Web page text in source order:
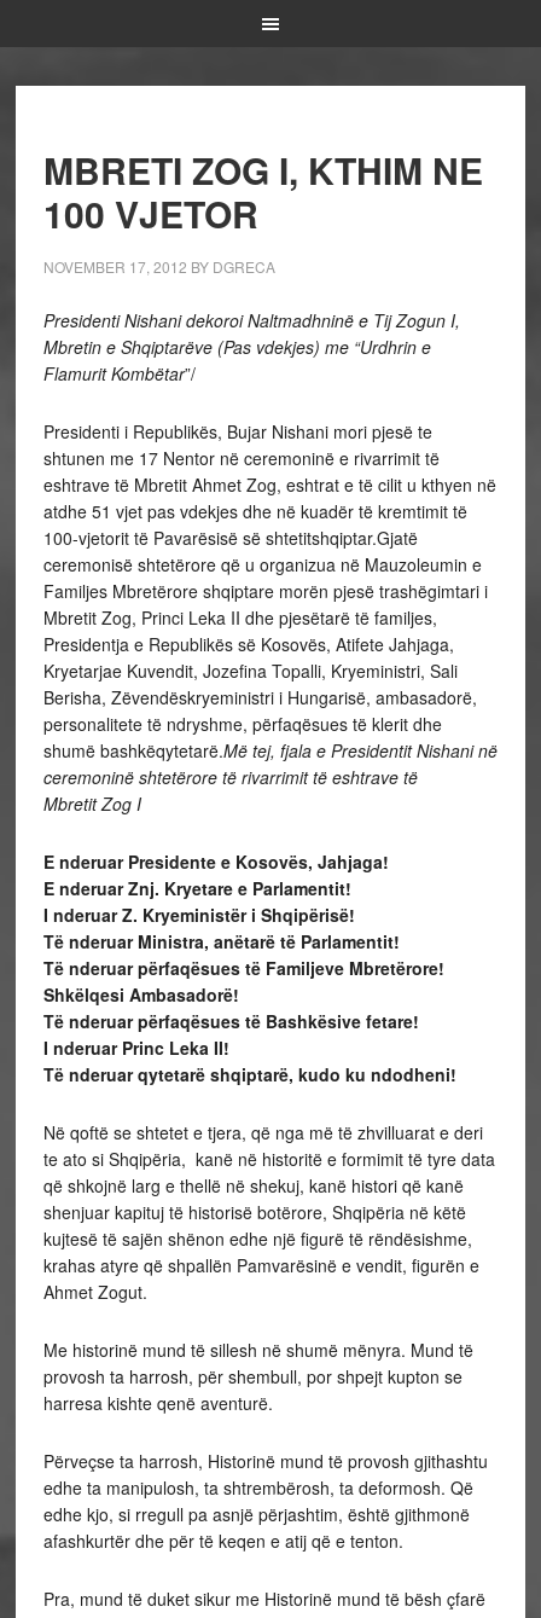
MBRETI ZOG I, KTHIM NE
100 VJETOR
NOVEMBER 17, 2012 BY DGRECA
Presidenti Nishani dekoroi Naltmadhninë e Tij Zogun I,
Mbretin e Shqiptarëve (Pas vdekjes) me “Urdhrin e
Flamurit Kombëtar”/
Presidenti i Republikës, Bujar Nishani mori pjesë te
shtunen me 17 Nentor në ceremoninë e rivarrimit të
eshtrave të Mbretit Ahmet Zog, eshtrat e të cilit u kthyen në
atdhe 51 vjet pas vdekjes dhe në kuadër të kremtimit të
100-vjetorit të Pavarësisë së shtetitshqiptar.Gjatë
ceremonisë shtetërore që u organizua në Mauzoleumin e
Familjes Mbretërore shqiptare morën pjesë trashëgimtari i
Mbretit Zog, Princi Leka II dhe pjesëtarë të familjes,
Presidentja e Republikës së Kosovës, Atifete Jahjaga,
Kryetarjae Kuvendit, Jozefina Topalli, Kryeministri, Sali
Berisha, Zëvendëskryeministri i Hungarisë, ambasadorë,
personalitete të ndryshme, përfaqësues të klerit dhe
shumë bashkëqytetarë.Më tej, fjala e Presidentit Nishani në
ceremoninë shtetërore të rivarrimit të eshtrave të
Mbretit Zog I
E nderuar Presidente e Kosovës, Jahjaga!
E nderuar Znj. Kryetare e Parlamentit!
I nderuar Z. Kryeministër i Shqipërisë!
Të nderuar Ministra, anëtarë të Parlamentit!
Të nderuar përfaqësues të Familjeve Mbretërore!
Shkëlqesi Ambasadorë!
Të nderuar përfaqësues të Bashkësive fetare!
I nderuar Princ Leka II!
Të nderuar qytetarë shqiptarë, kudo ku ndodheni!
Në qoftë se shtetet e tjera, që nga më të zhvilluarat e deri
te ato si Shqipëria, kanë në historitë e formimit të tyre data
që shkojnë larg e thellë në shekuj, kanë histori që kanë
shenjuar kapituj të historisë botërore, Shqipëria në këtë
kujtesë të sajën shënon edhe një figurë të rëndësishme,
krahas atyre që shpallën Pamvarësinë e vendit, figurën e
Ahmet Zogut.
Me historinë mund të sillesh në shumë mënyra. Mund të
provosh ta harrosh, për shembull, por shpejt kupton se
harresa kishte qenë aventurë.
Përveçse ta harrosh, Historinë mund të provosh gjithashtu
edhe ta manipulosh, ta shtrembërosh, ta deformosh. Që
edhe kjo, si rregull pa asnjë përjashtim, është gjithmonë
afashkurtër dhe për të keqen e atij që e tenton.
Pra, mund të duket sikur me Historinë mund të bësh çfarë